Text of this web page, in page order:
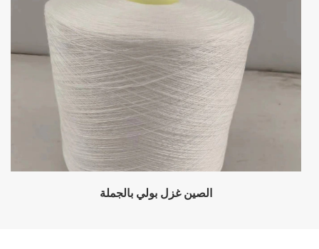
الصين غزل بولي بالجملة